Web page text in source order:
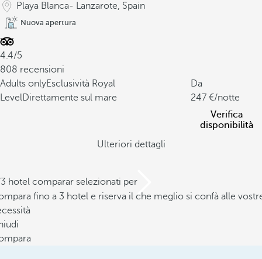
Playa Blanca- Lanzarote, Spain
Nuova apertura
4.4/5
808 recensioni
Adults onlyEsclusività Royal
LevelDirettamente sul mare
Da
247
/notte
Verifica
disponibilità
Ulteriori dettagli
hotel comparar selezionati per
fino a 3 hotel e riserva il che meglio si confà alle